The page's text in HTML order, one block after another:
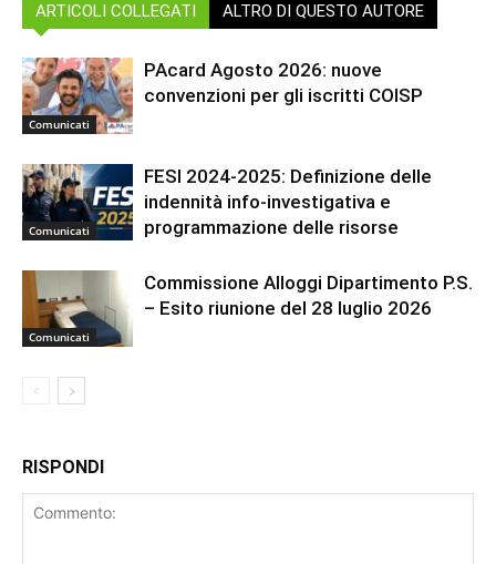
ARTICOLI COLLEGATI ALTRO DI QUESTO AUTORE
Comunicati
PAcard Agosto 2026: nuove
convenzioni per gli iscritti COISP
Comunicati
FESI 2024-2025: Definizione delle
indennità info-investigativa e
programmazione delle risorse
Comunicati
Commissione Alloggi Dipartimento P.S.
– Esito riunione del 28 luglio 2026
RISPONDI